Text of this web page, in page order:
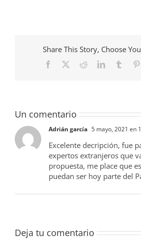
Share This Story, Choose
Facebook RedditLinkedInTumblr
Un comentario
Adrián garcía 5 mayo, 2021 en
Excelente decripción, fue
expertos extranjeros que
propuesta, me place que
puedan ser hoy parte del
Deja tu comentario